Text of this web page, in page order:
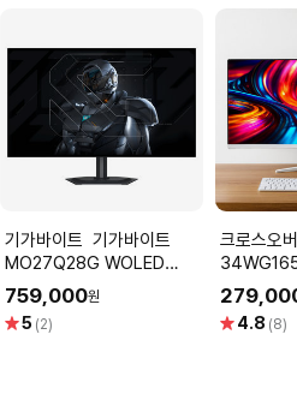
기가바이트 기가바이트
MO27Q28G WOLED
QHD 280Hz 피벗 게이밍
모니터 (27인치/피벗/스피
커/WOLED)
759,000원
별5 (2)
크로스오버 크로스
트 86cm
퓨터 모니
별 4.8 (8)